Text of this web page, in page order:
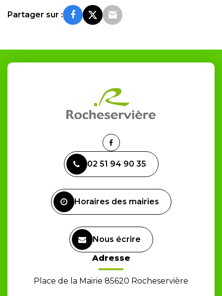
Partager sur :
Lien
le
compte
02 51 94 90 35
Horaires des mairies
Nous écrire
Adresse
Place de la Mairie 85620 Rocheservière